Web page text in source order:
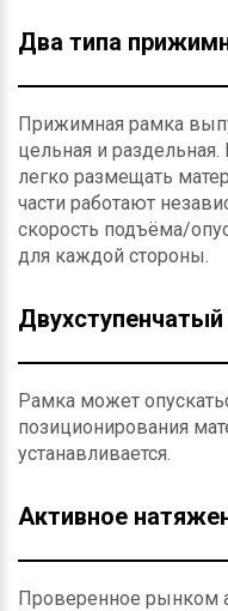
Два типа
Прижимная рамка
цельная и
легко размещать
части работают
скорость подъёма/
для каждой стороны.
Рамка может
позиционирования
устанавливается.
Активное
Проверенное рынком